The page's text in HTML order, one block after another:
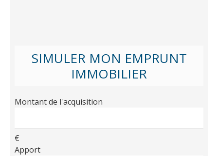
SIMULER MON EMPRUNT
IMMOBILIER
Montant de l'acquisition
€
Apport